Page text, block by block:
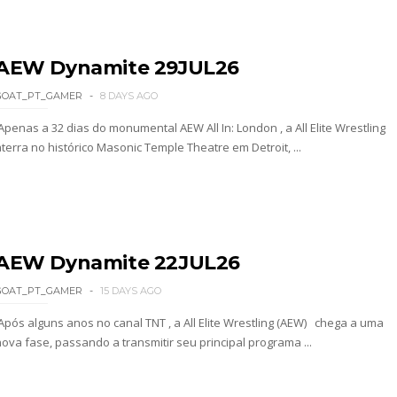
Fatu destrói Royce Keys em Street Fight e troca
e Penta superam armadilhas de Dominik
Breakker supera Joe Hendry após
guerra com Brock Lesnar e deixa aviso a
RAW: Becky Lynch e Stephanie Vaquer
Dynamite 29JUL26
8 DAYS AGO
a 32 dias do monumental AEW All In: London , a All Elite Wrestling
no histórico Masonic Temple Theatre em Detroit, ...
Dynamite 22JUL26
15 DAYS AGO
alguns anos no canal TNT , a All Elite Wrestling (AEW) chega a uma
fase, passando a transmitir seu principal programa ...